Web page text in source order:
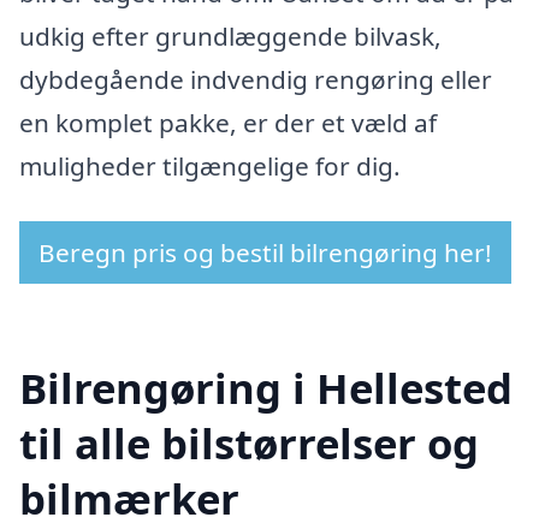
udkig efter grundlæggende bilvask,
dybdegående indvendig rengøring eller
en komplet pakke, er der et væld af
muligheder tilgængelige for dig.
Beregn pris og bestil bilrengøring her!
Bilrengøring i Hellested
til alle bilstørrelser og
bilmærker